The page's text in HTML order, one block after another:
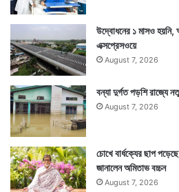
Tags National News
উদ্বোধনের ১ মাসও হয়নি,
এক্সপ্রেসওয়ে
August 7, 2026
বন্যা দুর্গত পড়শি রাজ্যে
August 7, 2026
চোখে বার্ধক্যের ছাপ
জানালেন অমিতাভ বচ্চন
August 7, 2026